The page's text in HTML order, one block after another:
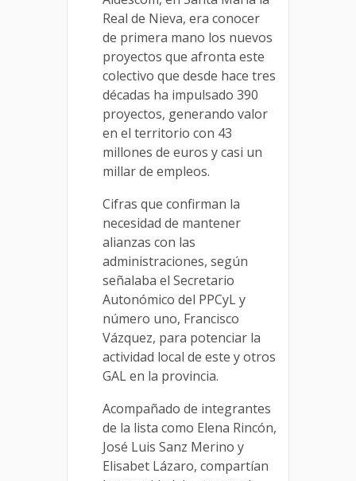
Real de Nieva, era conocer
de primera mano los nuevos
proyectos que afronta este
colectivo que desde hace tres
décadas ha impulsado 390
proyectos, generando valor
en el territorio con 43
millones de euros y casi un
millar de empleos.
Cifras que confirman la
necesidad de mantener
alianzas con las
administraciones, según
señalaba el Secretario
Autonómico del PPCyL y
número uno, Francisco
Vázquez, para potenciar la
actividad local de este y otros
GAL en la provincia.
Acompañado de integrantes
de la lista como Elena Rincón,
José Luis Sanz Merino y
Elisabet Lázaro, compartían